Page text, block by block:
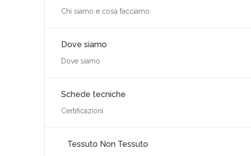
Chi siamo e cosa facciamo
Dove siamo
Dove siamo
Schede tecniche
Certificazioni
Tessuto Non Tessuto